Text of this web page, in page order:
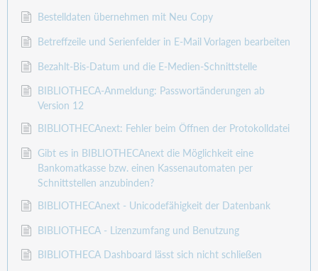
Bestelldaten übernehmen mit Neu Copy
Betreffzeile und Serienfelder in E-Mail Vorlagen bearbeiten
Bezahlt-Bis-Datum und die E-Medien-Schnittstelle
BIBLIOTHECA-Anmeldung: Passwortänderungen ab
Version 12
BIBLIOTHECAnext: Fehler beim Öffnen der Protokolldatei
Gibt es in BIBLIOTHECAnext die Möglichkeit eine
Bankomatkasse bzw. einen Kassenautomaten per
Schnittstellen anzubinden?
BIBLIOTHECAnext - Unicodefähigkeit der Datenbank
BIBLIOTHECA - Lizenzumfang und Benutzung
BIBLIOTHECA Dashboard lässt sich nicht schließen